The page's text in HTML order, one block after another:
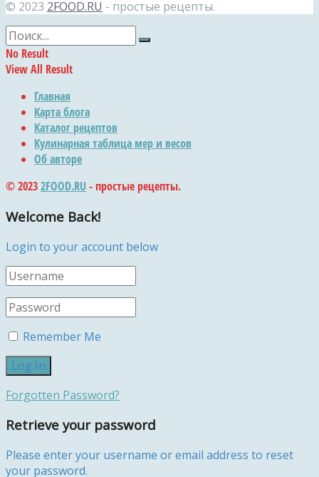
© 2023 2FOOD.RU - простые рецепты.
No Result
View All Result
Главная
Карта блога
Каталог рецептов
Кулинарная таблица мер и весов
Об авторе
© 20232FOOD.RU - простые рецепты.
Welcome Back!
Login to your account below
Remember Me
Forgotten Password?
Retrieve your password
Please enter your username or email address to reset
your password.